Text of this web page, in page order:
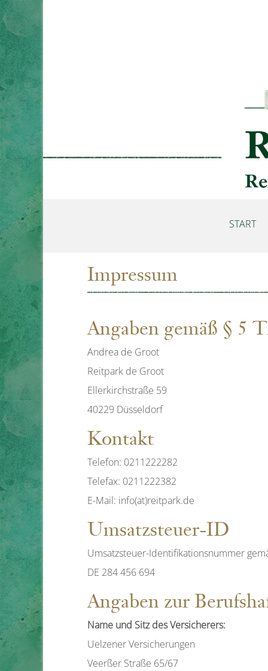
START
Impressum
Angaben gemäß § 5
Andrea de Groot
Reitpark de Groot
Ellerkirchstraße 59
40229 Düsseldorf
Kontakt
Telefon: 0211222282
Telefax: 0211222382
E-Mail: info(at)reitpark.de
Umsatzsteuer-ID
Umsatzsteuer-Identifikationsnummer
DE 284 456 694
Angaben zur
Name und Sitz des Versicherers:
Uelzener Versicherungen
Veerßer Straße 65/67